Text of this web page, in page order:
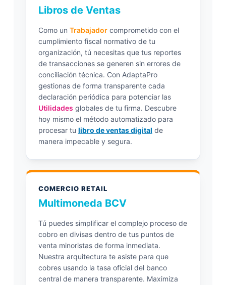
Libros de Ventas
Como un Trabajadorcomprometido con el
cumplimiento fiscal normativo de tu
organización, tú necesitas que tus reportes
de transacciones se generen sin errores de
conciliación técnica. Con AdaptaPro
gestionas de forma transparente cada
declaración periódica para potenciar las
Utilidades globales de tu firma. Descubre
hoy mismo el método automatizado para
procesar tu libro de ventas digital de
manera impecable y segura.
COMERCIO RETAIL
Multimoneda BCV
Tú puedes simplificar el complejo proceso de
cobro en divisas dentro de tus puntos de
venta minoristas de forma inmediata.
Nuestra arquitectura te asiste para que
cobres usando la tasa oficial del banco
central de manera transparente. Maximiza